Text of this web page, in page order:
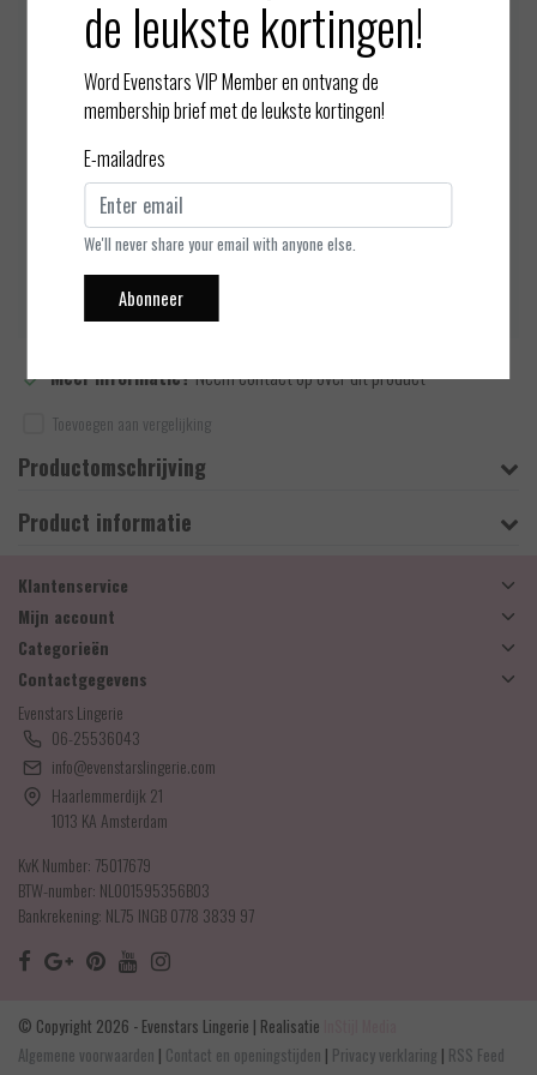
*
Op voorraad (1)
Meer informatie?Neem contact op over dit product
Toevoegen aan vergelijking
Productomschrijving
Product informatie
Klantenservice
Mijn account
Categorieën
Contactgegevens
Evenstars Lingerie
06-25536043
info@evenstarslingerie.com
Haarlemmerdijk 21
1013 KA Amsterdam
KvK Number: 75017679
BTW-number: NL001595356B03
Bankrekening: NL75 INGB 0778 3839 97
© Copyright 2026 - Evenstars Lingerie | Realisatie
Algemene voorwaarden | Contact en openingstijden | Privacy verklaring | RSS Feed
de leukste kortingen!
Word Evenstars VIP Member en ontvang de
membership brief met de leukste kortingen!
E-mailadres
We'll never share your email with anyone else.
Abonneer